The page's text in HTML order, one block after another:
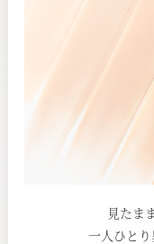
見たま
一人ひとり